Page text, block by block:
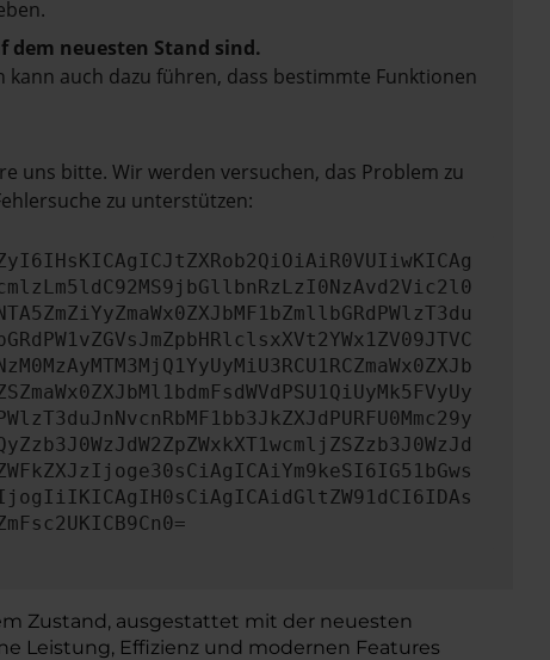
dem neuesten Stand sind.
auch dazu führen, dass bestimmte Funktionen
uns bitte. Wir werden versuchen, das Problem zu
zu unterstützen:
Zustand, ausgestattet mit der neuesten
Leistung, Effizienz und modernen Features